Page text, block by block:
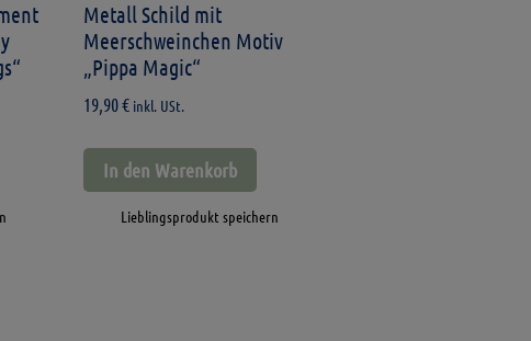
Metall Schild mit
Meerschweinchen Motiv
„Pippa Magic“
19,90€ inkl. USt.
In den Warenkorb
Lieblingsprodukt speichern